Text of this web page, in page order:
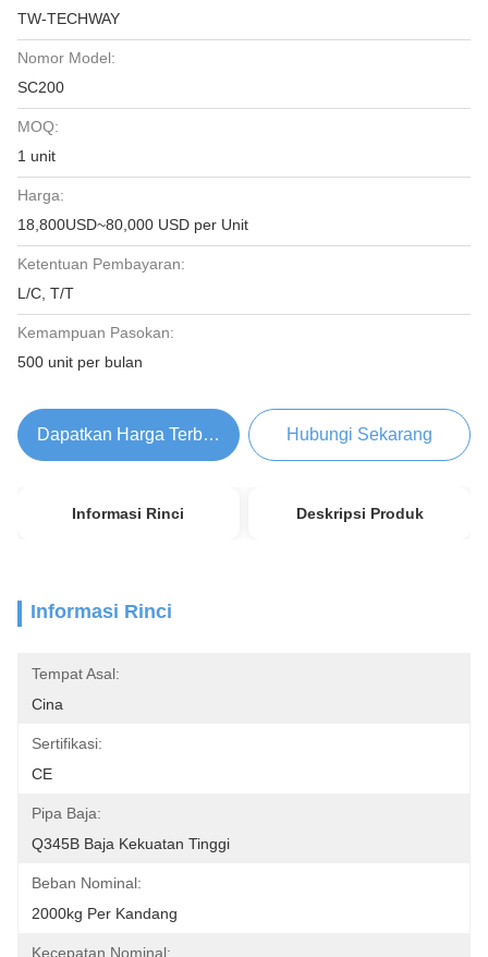
TW-TECHWAY
Nomor Model:
SC200
MOQ:
1 unit
Harga:
18,800USD~80,000 USD per Unit
Ketentuan Pembayaran:
L/C, T/T
Kemampuan Pasokan:
500 unit per bulan
Dapatkan Harga Terbaik Hubungi Sekarang
Informasi Rinci Deskripsi Produk
Informasi Rinci
Tempat Asal:
Cina
Sertifikasi:
CE
Pipa Baja:
Q345B Baja Kekuatan Tinggi
Beban Nominal:
2000kg Per Kandang
Kecepatan Nominal: